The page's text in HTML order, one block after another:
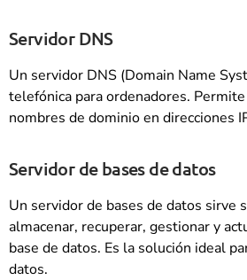
Servidor DNS
Un servidor DNS (Domain Name
telefónica para ordenadores.
nombres de dominio en direcciones
Servidor de bases de datos
Un servidor de bases de datos sirve
almacenar, recuperar, gestionar y
base de datos. Es la solución ideal
datos.